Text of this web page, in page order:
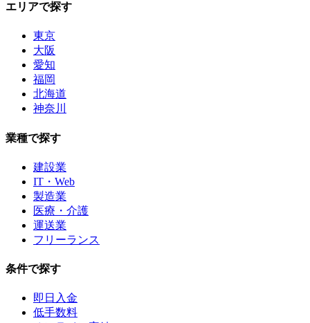
エリアで探す
東京
大阪
愛知
福岡
北海道
神奈川
業種で探す
建設業
IT・Web
製造業
医療・介護
運送業
フリーランス
条件で探す
即日入金
低手数料